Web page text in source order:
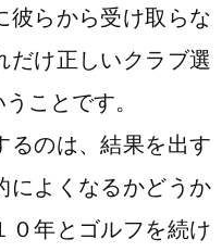
彼らから受け取らな
だけ正しいクラブ選
ことです。
るのは、結果を出す
によくなるかどうか
０年とゴルフを続け